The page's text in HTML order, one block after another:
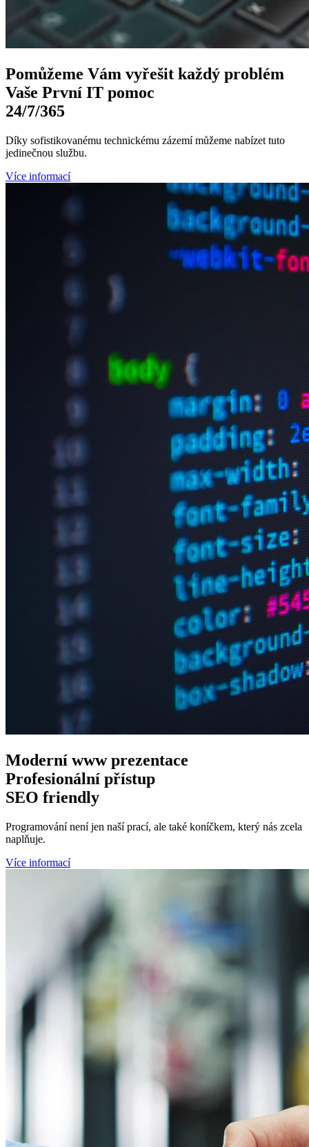
Pomůžeme Vám vyřešit každý problém
Vaše První IT pomoc
24/7/365
Díky sofistikovanému technickému zázemí můžeme nabízet tuto
jedinečnou službu.
Více informací
Moderní wwwprezentace
Profesionální přístup
SEO friendly
Programování není jen naší prací, ale také koníčkem, který nás zcela
naplňuje.
Více informací